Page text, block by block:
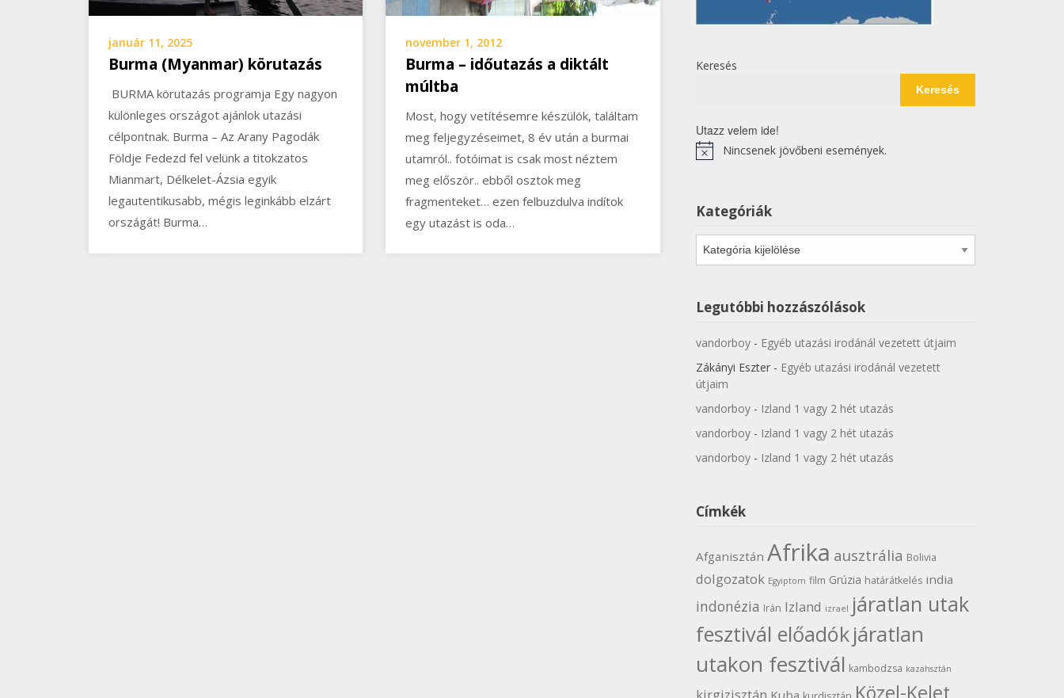
január 11, 2025
Burma (Myanmar) körutazás
BURMA körutazás programja Egy nagyon
különleges országot ajánlok utazási
célpontnak. Burma – Az Arany Pagodák
Földje Fedezd fel velünk a titokzatos
Mianmart, Délkelet-Ázsia egyik
legautentikusabb, mégis leginkább elzárt
országát! Burma…
november 1, 2012
Burma – időutazás a diktált
múltba
Most, hogy vetítésemre készülök, találtam
meg feljegyzéseimet, 8 év után a burmai
utamról.. fotóimat is csak most néztem
meg először.. ebből osztok meg
fragmenteket… ezen felbuzdulva indítok
egy utazást is oda…
Keresés
Keresés
Utazz velem ide!
NoticeNincsenek jövőbeni események.
Kategóriák
Kategóriák
Legutóbbi hozzászólások
vandorboy- Egyéb utazási irodánál vezetett útjaim
Zákányi Eszter- Egyéb utazási irodánál vezetett
útjaim
vandorboy- Izland 1 vagy 2 hét utazás
vandorboy- Izland 1 vagy 2 hét utazás
vandorboy- Izland 1 vagy 2 hét utazás
Címkék
Afganisztán Afrika ausztrália Bolivia
dolgozatok Egyiptom film Grúzia határátkelés india
indonézia Irán Izland izrael járatlan utak
fesztivál előadókjáratlan
utakon fesztivál kambodzsa kazahsztán
kirgizisztán Kuba Közel-Kelet